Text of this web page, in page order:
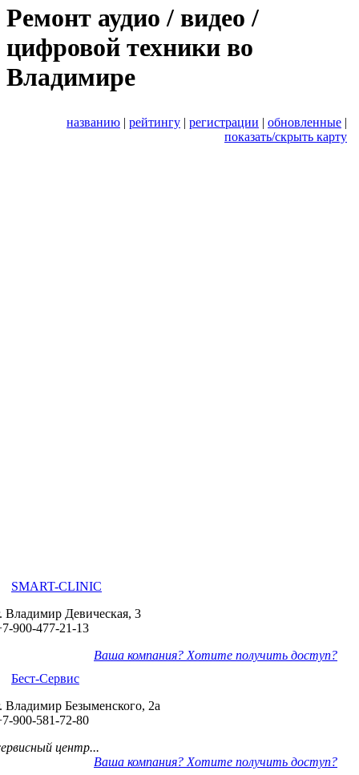
Ремонт аудио / видео /
цифровой техники во
Владимире
названию | рейтингу | регистрации | обновленные |
показать/скрыть карту
SMART-CLINIC
Владимир Девическая, 3
900-477-21-13
Ваша компания? Хотите получить доступ?
Бест-Сервис
Владимир Безыменского, 2а
900-581-72-80
центр...
Ваша компания? Хотите получить доступ?